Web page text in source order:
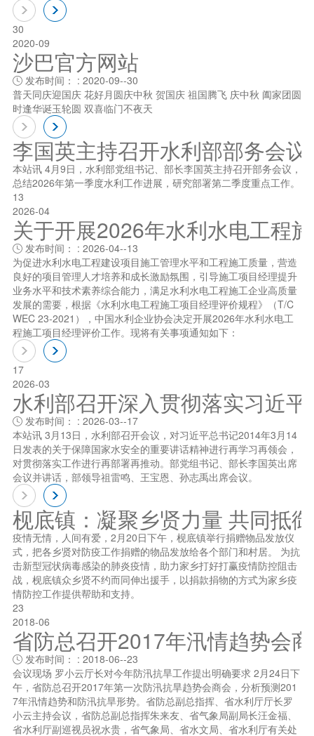
30
2020-09
沙巴官方网站
发布时间： : 2020-09--30
普天同庆迎国庆 花好月圆庆中秋 贺国庆 祖国腾飞 庆中秋 阖家团圆
时逢华诞玉轮圆 双喜临门不夜天
李国英主持召开水利部部务会议
本站讯 4月9日，水利部党组书记、部长李国英主持召开部务会议，
总结2026年第一季度水利工作进展，研究部署第二季度重点工作。
13
2026-04
关于开展2026年水利水电工程
发布时间： : 2026-04--13
为促进水利水电工程建设项目施工管理水平和工程施工质量，营造
良好的项目管理人才培养和成长激励氛围，引导施工项目经理提升
业务水平和技术素养综合能力，满足水利水电工程施工企业高质量
发展的需要，根据《水利水电工程施工项目经理评价规程》（T/C
WEC 23-2021），中国水利企业协会决定开展2026年水利水电工
程施工项目经理评价工作。现将有关事项通知如下：
17
2026-03
水利部召开深入贯彻落实习近
发布时间： : 2026-03--17
本站讯 3月13日，水利部召开会议，对习近平总书记2014年3月14
日发表的关于保障国家水安全的重要讲话精神进行再学习再领会，
对贯彻落实工作进行再部署再推动。部党组书记、部长李国英出席
会议并讲话，部领导祖雷鸣、王宝恩、孙志禹出席会议。
枧底镇：凝聚乡贤力量 共同抵
疫情无情，人间有爱，2月20日下午，枧底镇举行捐赠物品发放仪
式，把各乡贤对防疫工作捐赠的物品发放给各个部门和村居。 为抗
击新型冠状病毒感染的肺炎疫情，助力家乡打好打赢疫情防控阻击
战，枧底镇众乡贤不约而同伸出援手，以捐款捐物的方式为家乡疫
情防控工作提供帮助和支持。
23
2018-06
省防总召开2017年汛情趋势会
发布时间： : 2018-06--23
会议现场 罗小云厅长对今年防汛抗旱工作提出明确要求 2月24日下
午，省防总召开2017年第一次防汛抗旱趋势会商会，分析预测201
7年汛情趋势和防汛抗旱形势。省防总副总指挥、省水利厅厅长罗
小云主持会议，省防总副总指挥朱来友、省气象局副局长汪金福、
省水利厅副巡视员祝水贵，省气象局、省水文局、省水利厅有关处